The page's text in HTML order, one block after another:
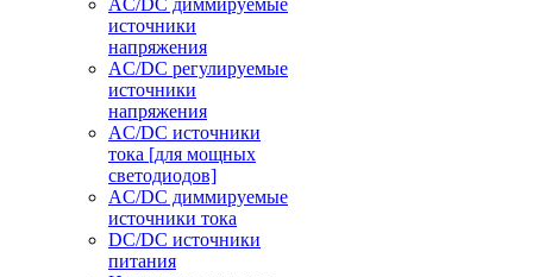
AC/DC диммируемые
источники
напряжения
AC/DC регулируемые
источники
напряжения
AC/DC источники
тока [для мощных
светодиодов]
AC/DC диммируемые
источники тока
DC/DC источники
питания